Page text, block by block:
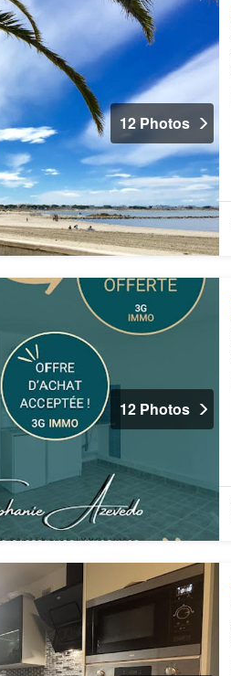
12 Photos
12 Photos